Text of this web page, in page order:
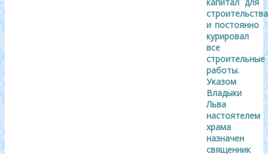
строительства
и постоянно
курировал
все
строительные
работы.
Указом
Владыки
Льва
настоятелем
храма
назначен
священник